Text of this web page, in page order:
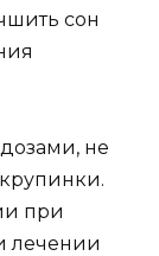
сон
не
при
лечении